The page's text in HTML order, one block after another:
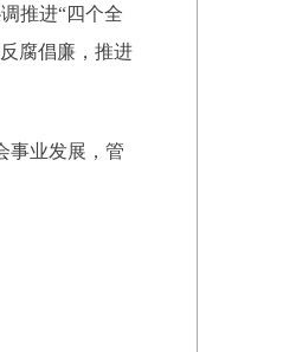
推进“四个全
腐倡廉，推进
业发展，管